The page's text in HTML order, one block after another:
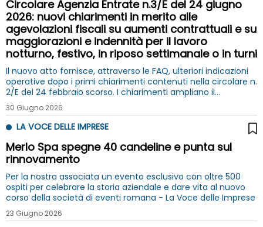
Circolare Agenzia Entrate n.3/E del 24 giugno
2026: nuovi chiarimenti in merito alle
agevolazioni fiscali su aumenti contrattuali e su
maggiorazioni e indennità per il lavoro
notturno, festivo, in riposo settimanale o in turni
Il nuovo atto fornisce, attraverso le FAQ, ulteriori indicazioni
operative dopo i primi chiarimenti contenuti nella circolare n.
2/E del 24 febbraio scorso. I chiarimenti ampliano il
perimetro applicativo delle agevolazioni
30 Giugno 2026
LA VOCE DELLE IMPRESE
Merlo Spa spegne 40 candeline e punta sul
rinnovamento
Per la nostra associata un evento esclusivo con oltre 500
ospiti per celebrare la storia aziendale e dare vita al nuovo
corso della società di eventi romana - La Voce delle Imprese
23 Giugno 2026